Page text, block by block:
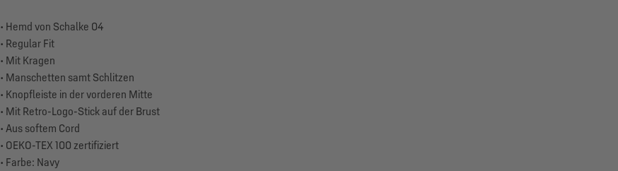
• Hemd von Schalke 04
• Regular Fit
• Mit Kragen
• Manschetten samt Schlitzen
• Knopfleiste in der vorderen Mitte
• Mit Retro-Logo-Stick auf der Brust
• Aus softem Cord
• OEKO-TEX 100 zertifiziert
• Farbe: Navy